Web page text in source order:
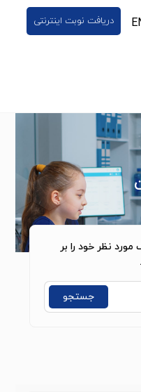
دریافت نوبت اینترنتی
نظر خود را بر